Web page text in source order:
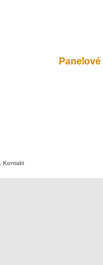
Panelové
Kontakt